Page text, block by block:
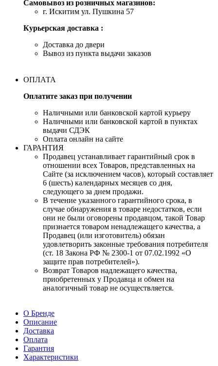
Самовывоз из розничных магазинов:
г. Искитим ул. Пушкина 57
Курьерская доставка :
Доставка до двери
Вывоз из пункта выдачи заказов
ОПЛАТА
Оплатите заказ при получении
Наличными или банковской картой курьеру
Наличными или банковской картой в пунктах
выдачи СДЭК
Оплата онлайн на сайте
ГАРАНТИЯ
Продавец устанавливает гарантийный срок в
отношении всех Товаров, представленных на
Сайте (за исключением часов), который составляет
6 (шесть) календарных месяцев со дня,
следующего за днем продажи.
В течение указанного гарантийного срока, в
случае обнаружения в товаре недостатков, если
они не были оговорены продавцом, такой Товар
признается товаром ненадлежащего качества, а
Продавец (или изготовитель) обязан
удовлетворить законные требования потребителя
(ст. 18 Закона РФ № 2300-1 от 07.02.1992 «О
защите прав потребителей»).
Возврат Товаров надлежащего качества,
приобретенных у Продавца и обмен на
аналогичный товар не осуществляется.
О Бренде
Описание
Доставка
Оплата
Гарантия
Характеристики